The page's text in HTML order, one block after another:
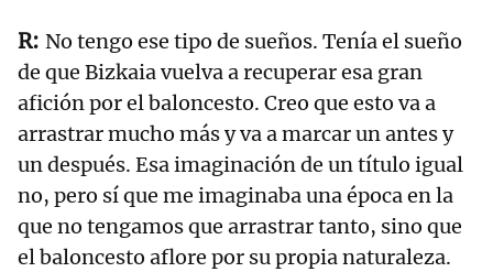
No tengo ese tipo de sueños. Tenía el sueño
de que Bizkaia vuelva a recuperar esa gran
afición por el baloncesto. Creo que esto va a
arrastrar mucho más y va a marcar un antes y
un después. Esa imaginación de un título igual
no, pero sí que me imaginaba una época en la
que no tengamos que arrastrar tanto, sino que
el baloncesto aflore por su propia naturaleza.